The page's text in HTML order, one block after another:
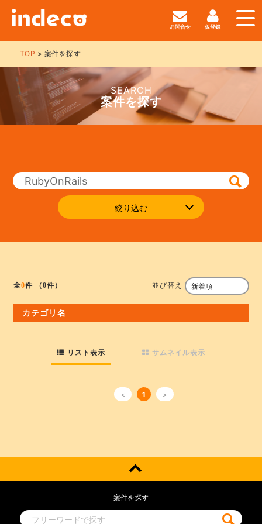
お問合せ 仮登録
TOP 案件を探す
SEARCH
案件を探す
絞り込む
全0件 （0件） 並び替え
カテゴリ名
リスト表示 サムネイル表示
＜ 1 ＞
案件を探す